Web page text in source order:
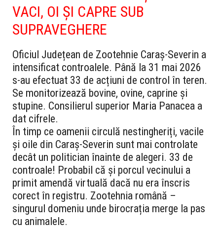
VACI, OI ȘI CAPRE SUB
SUPRAVEGHERE
Oficiul Județean de Zootehnie Caraș-Severin a
intensificat controalele. Până la 31 mai 2026
s-au efectuat 33 de acțiuni de control în teren.
Se monitorizează bovine, ovine, caprine și
stupine. Consilierul superior Maria Panacea a
dat cifrele.
În timp ce oamenii circulă nestingheriți, vacile
și oile din Caraș-Severin sunt mai controlate
decât un politician înainte de alegeri. 33 de
controale! Probabil că și porcul vecinului a
primit amendă virtuală dacă nu era înscris
corect în registru. Zootehnia română –
singurul domeniu unde birocrația merge la pas
cu animalele.